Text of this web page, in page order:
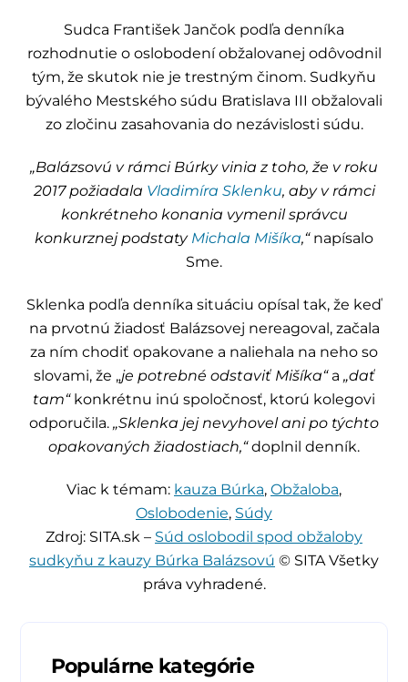
Sudca František Jančok podľa denníka
rozhodnutie o oslobodení obžalovanej odôvodnil
tým, že skutok nie je trestným činom. Sudkyňu
bývalého Mestského súdu Bratislava III obžalovali
zo zločinu zasahovania do nezávislosti súdu.
„Balázsovú v rámci Búrky vinia z toho, že v roku
2017 požiadala Vladimíra Sklenku, aby v rámci
konkrétneho konania vymenil správcu
konkurznej podstatyMichala Mišíka,“napísalo
Sme.
Sklenka podľa denníka situáciu opísal tak, že keď
na prvotnú žiadosť Balázsovej nereagoval, začala
za ním chodiť opakovane a naliehala na neho so
slovami, že „je potrebné odstaviť Mišíka“a „dať
tam“konkrétnu inú spoločnosť, ktorú kolegovi
odporučila. „Sklenka jej nevyhovel ani po týchto
opakovaných žiadostiach,“doplnil denník.
Viac k témam: kauza Búrka, Obžaloba,
Oslobodenie, Súdy
Zdroj: SITA.sk – Súd oslobodil spod obžaloby
sudkyňu z kauzy Búrka Balázsovú © SITA Všetky
práva vyhradené.
Populárne kategórie